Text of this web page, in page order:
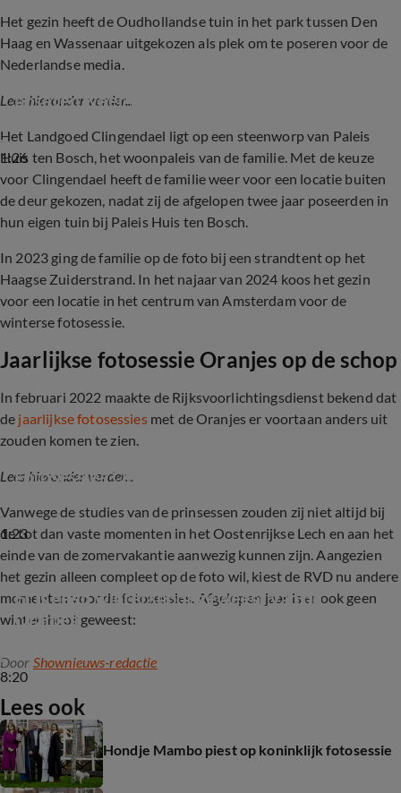
Het gezin heeft deOudhollandse tuin in het park tussen Den
Haag en Wassenaar uitgekozen als plek om te poseren voor de
Nederlandse media.
Lees hieronder verder...
1:26
poseren weer voor de pers
Het Landgoed Clingendael ligt op een steenworp van Paleis
Huis ten Bosch, het woonpaleis van de familie. Met de keuze
voor Clingendael heeft de familie weer voor een locatie buiten
de deur gekozen, nadat zij de afgelopen twee jaar poseerden in
hun eigen tuin bij Paleis Huis ten Bosch.
In 2023 ging de familie op de foto bij een strandtent op het
Haagse Zuiderstrand. In het najaar van 2024 koos het gezin
voor een locatie in het centrum van Amsterdam voor de
winterse fotosessie.
Jaarlijkse fotosessie Oranjes op de schop
In februari 2022 maakte de Rijksvoorlichtingsdienst bekend dat
de jaarlijkse fotosessiesmet de Oranjes er voortaan anders uit
zouden komen te zien.
Lees hieronder verder...
1:23
Fotosessies Oranjes op de schop
Vanwege de studies van de prinsessen zouden zij niet altijd bij
de tot dan vaste momenten in het Oostenrijkse Lech en aan het
einde van de zomervakantie aanwezig kunnen zijn. Aangezien
het gezin alleen compleet op de foto wil, kiest de RVD nu andere
momenten voor de fotosessies. Afgelopen jaar is er ook geen
wintershoot geweest:
8:20
Er is geen wintershoot geweest van de
Oranjes
Door Shownieuws-redactie
Lees ook
Hondje Mambo piest op koninklijk fotosessie